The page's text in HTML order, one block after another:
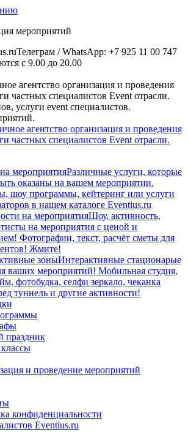
мероприятий
Телеграм / WhatsApp: +7 925 11 00 747
с 9.00 до 20.00
агентство организация и проведения
частных специалистов Event отрасли.
услуги event специалистов.
мероприятияРазличные услуги, которые
оказаны на вашем мероприятии.
шоу программы, кейтеринг или услуги
в нашем каталоге Eventius.ru
на мероприятияШоу, активность,
на мероприятия с ценой и
Фотографии, текст, расчёт сметы для
Жмите!
зоныИнтерактивные стационарые
ваших мероприятий! Мобильная студия,
фотобудка, селфи зеркало, чеканка
туннель и другие активности!
праздник
и проведение мероприятий
конфиденциальности
Eventius.ru